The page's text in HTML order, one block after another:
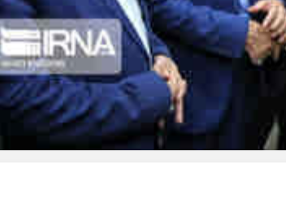
گالری
اینفوگرافی
عکس
صوت و فیلم
آذربایجان
اردبیل
اصفهان
البرز
ایلام
بوشهر